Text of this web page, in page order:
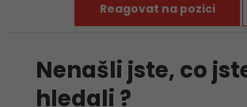
Reagovat na pozici
Nenašli jste, co
hledali ?